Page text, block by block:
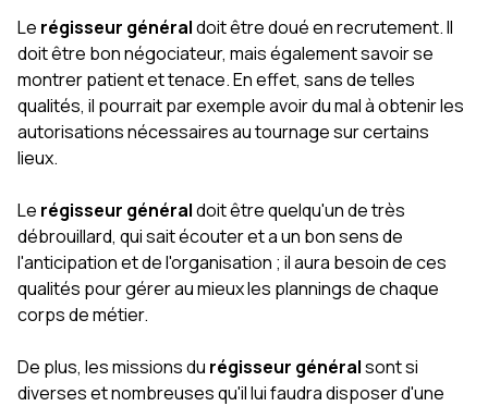
Le régisseur généraldoit être doué en recrutement. Il
doit être bon négociateur, mais également savoir se
montrer patient et tenace. En effet, sans de telles
qualités, il pourrait par exemple avoir du mal à obtenir les
autorisations nécessaires au tournage sur certains
lieux.
Le régisseur généraldoit être quelqu'un de très
débrouillard, qui sait écouter et a un bon sens de
l'anticipation et de l'organisation ; il aura besoin de ces
qualités pour gérer au mieux les plannings de chaque
corps de métier.
De plus, les missions du régisseur généralsont si
diverses et nombreuses qu'il lui faudra disposer d'une